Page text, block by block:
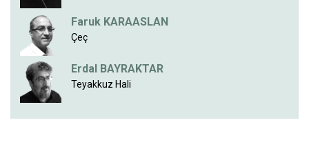
Faruk KARAASLAN
Çeç
Erdal BAYRAKTAR
Teyakkuz Hali